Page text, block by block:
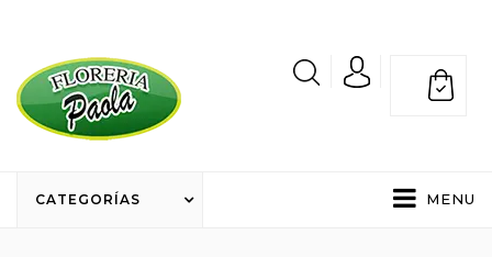
CATEGORÍAS MENU